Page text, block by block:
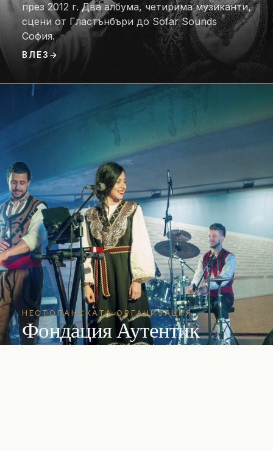
през 2012 г. Два албума, четирима музиканти,
сцени от Гластънбъри до Sofar Sounds
София.
ВЛЕЗ →
НЕСТОПАНСКАТА ОРГАНИЗАЦИЯ
Фондация Аутентик
Независима НПО, основана през 2018 г. Член